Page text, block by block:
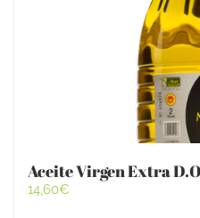
Aceite Virgen Extra
14,60€